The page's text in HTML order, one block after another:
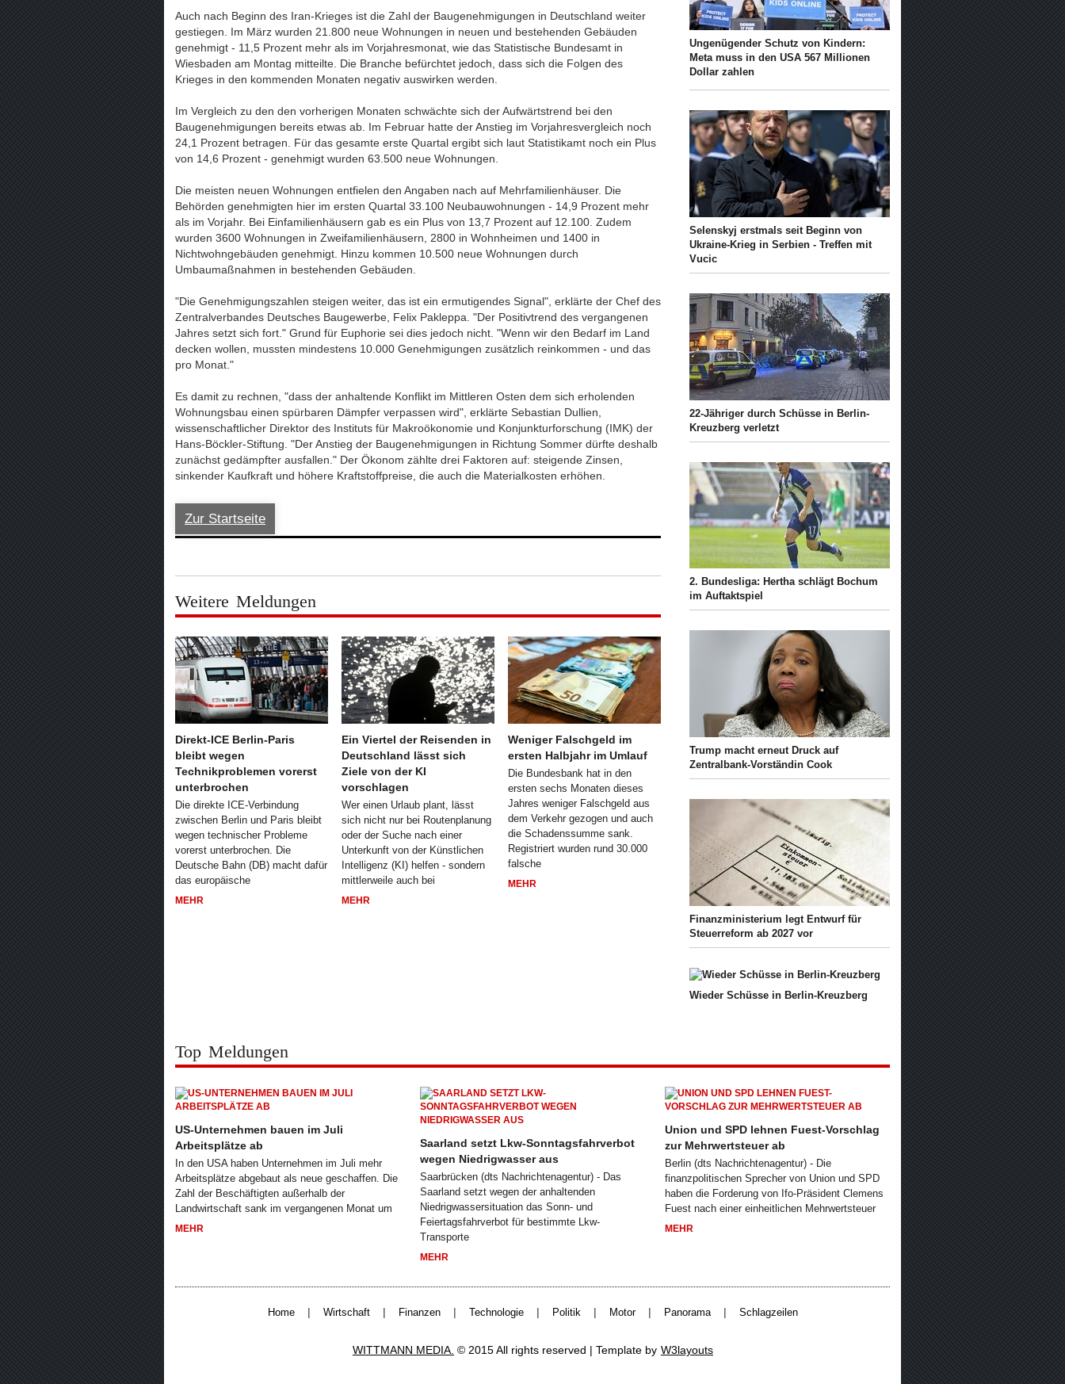
Auch nach Beginn des Iran-Krieges ist die Zahl der Baugenehmigungen in Deutschland weiter
gestiegen. Im März wurden 21.800 neue Wohnungen in neuen und bestehenden Gebäuden
genehmigt - 11,5 Prozent mehr als im Vorjahresmonat, wie das Statistische Bundesamt in
Wiesbaden am Montag mitteilte. Die Branche befürchtet jedoch, dass sich die Folgen des
Krieges in den kommenden Monaten negativ auswirken werden.
Im Vergleich zu den den vorherigen Monaten schwächte sich der Aufwärtstrend bei den
Baugenehmigungen bereits etwas ab. Im Februar hatte der Anstieg im Vorjahresvergleich noch
24,1 Prozent betragen. Für das gesamte erste Quartal ergibt sich laut Statistikamt noch ein Plus
von 14,6 Prozent - genehmigt wurden 63.500 neue Wohnungen.
Die meisten neuen Wohnungen entfielen den Angaben nach auf Mehrfamilienhäuser. Die
Behörden genehmigten hier im ersten Quartal 33.100 Neubauwohnungen - 14,9 Prozent mehr
als im Vorjahr. Bei Einfamilienhäusern gab es ein Plus von 13,7 Prozent auf 12.100. Zudem
wurden 3600 Wohnungen in Zweifamilienhäusern, 2800 in Wohnheimen und 1400 in
Nichtwohngebäuden genehmigt. Hinzu kommen 10.500 neue Wohnungen durch
Umbaumaßnahmen in bestehenden Gebäuden.
"Die Genehmigungszahlen steigen weiter, das ist ein ermutigendes Signal", erklärte der Chef des
Zentralverbandes Deutsches Baugewerbe, Felix Pakleppa. "Der Positivtrend des vergangenen
Jahres setzt sich fort." Grund für Euphorie sei dies jedoch nicht. "Wenn wir den Bedarf im Land
decken wollen, mussten mindestens 10.000 Genehmigungen zusätzlich reinkommen - und das
pro Monat."
Es damit zu rechnen, "dass der anhaltende Konflikt im Mittleren Osten dem sich erholenden
Wohnungsbau einen spürbaren Dämpfer verpassen wird", erklärte Sebastian Dullien,
wissenschaftlicher Direktor des Instituts für Makroökonomie und Konjunkturforschung (IMK) der
Hans-Böckler-Stiftung. "Der Anstieg der Baugenehmigungen in Richtung Sommer dürfte deshalb
zunächst gedämpfter ausfallen." Der Ökonom zählte drei Faktoren auf: steigende Zinsen,
sinkender Kaufkraft und höhere Kraftstoffpreise, die auch die Materialkosten erhöhen.
Zur Startseite
Weitere Meldungen
Direkt-ICE Berlin-Paris
bleibt wegen
Technikproblemen vorerst
unterbrochen
Die direkte ICE-Verbindung
zwischen Berlin und Paris bleibt
wegen technischer Probleme
vorerst unterbrochen. Die
Deutsche Bahn (DB) macht dafür
das europäische
MEHR
Ein Viertel der Reisenden in
Deutschland lässt sich
Ziele von der KI
vorschlagen
Wer einen Urlaub plant, lässt
sich nicht nur bei Routenplanung
oder der Suche nach einer
Unterkunft von der Künstlichen
Intelligenz (KI) helfen - sondern
mittlerweile auch bei
MEHR
Weniger Falschgeld im
ersten Halbjahr im Umlauf
Die Bundesbank hat in den
ersten sechs Monaten dieses
Jahres weniger Falschgeld aus
dem Verkehr gezogen und auch
die Schadenssumme sank.
Registriert wurden rund 30.000
falsche
MEHR
Ungenügender Schutz von Kindern:
Meta muss in den USA 567 Millionen
Dollar zahlen
Selenskyj erstmals seit Beginn von
Ukraine-Krieg in Serbien - Treffen mit
Vucic
22-Jähriger durch Schüsse in Berlin-
Kreuzberg verletzt
2. Bundesliga: Hertha schlägt Bochum
im Auftaktspiel
Trump macht erneut Druck auf
Zentralbank-Vorständin Cook
Finanzministerium legt Entwurf für
Steuerreform ab 2027 vor
Wieder Schüsse in Berlin-Kreuzberg
Top Meldungen
US-Unternehmen bauen im Juli
Arbeitsplätze ab
In den USA haben Unternehmen im Juli mehr
Arbeitsplätze abgebaut als neue geschaffen. Die
Zahl der Beschäftigten außerhalb der
Landwirtschaft sank im vergangenen Monat um
MEHR
Saarland setzt Lkw-Sonntagsfahrverbot
wegen Niedrigwasser aus
Saarbrücken (dts Nachrichtenagentur) - Das
Saarland setzt wegen der anhaltenden
Niedrigwassersituation das Sonn- und
Feiertagsfahrverbot für bestimmte Lkw-
Transporte
MEHR
Union und SPD lehnen Fuest-Vorschlag
zur Mehrwertsteuer ab
Berlin (dts Nachrichtenagentur) - Die
finanzpolitischen Sprecher von Union und SPD
haben die Forderung von Ifo-Präsident Clemens
Fuest nach einer einheitlichen Mehrwertsteuer
MEHR
Home | Wirtschaft | Finanzen | Technologie | Politik | Motor | Panorama | Schlagzeilen
WITTMANN MEDIA. © 2015 All rights reserved | Template by W3layouts